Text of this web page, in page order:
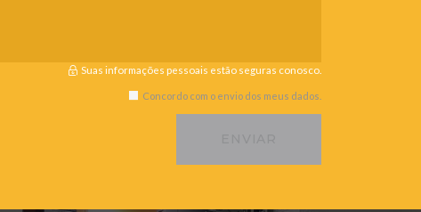
Suas informações pessoais estão seguras conosco.
Concordo com o envio dos meus dados.